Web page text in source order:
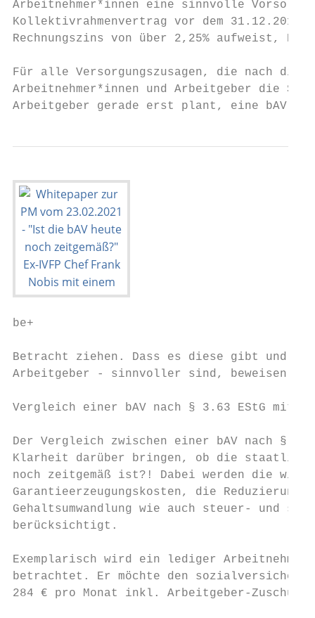
Arbeitnehmer*innen eine sinnvolle
Kollektivrahmenvertrag vor dem 31.12.2011
Rechnungszins von über 2,25% aufweist,
Für alle Versorgungszusagen, die nach
Arbeitnehmer*innen und Arbeitgeber die
Arbeitgeber gerade erst plant, eine bAV
be+
Betracht ziehen. Dass es diese gibt und
Arbeitgeber - sinnvoller sind, beweisen die
Vergleich einer bAV nach § 3.63 EStG mit
Der Vergleich zwischen einer bAV nach §
Klarheit darüber bringen, ob die staatlich
noch zeitgemäß ist?! Dabei werden die
Garantieerzeugungskosten, die
Gehaltsumwandlung wie auch steuer- und
berücksichtigt.
Exemplarisch wird ein lediger
betrachtet. Er möchte den
284 € pro Monat inkl. Arbeitgeber-Zuschuss